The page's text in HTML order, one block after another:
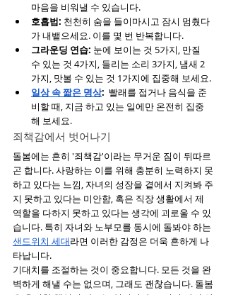
마음을 비워낼 수 있습니다.
호흡법: 천천히 숨을 들이마시고 잠시 멈췄다
가 내뱉으세요. 이를 몇 번 반복합니다.
그라운딩 연습: 눈에 보이는 것 5가지, 만질
수 있는 것 4가지, 들리는 소리 3가지, 냄새 2
가지, 맛볼 수 있는 것 1가지에 집중해 보세요.
일상 속 짧은 명상: 빨래를 접거나 음식을 준
비할 때, 지금 하고 있는 일에만 온전히 집중
해 보세요.
죄책감에서 벗어나기
돌봄에는 흔히 '죄책감'이라는 무거운 짐이 뒤따르
곤 합니다. 사랑하는 이를 위해 충분히 노력하지 못
하고 있다는 느낌, 자녀의 성장을 곁에서 지켜봐 주
지 못하고 있다는 미안함, 혹은 직장 생활에서 제
역할을 다하지 못하고 있다는 생각에 괴로울 수 있
습니다. 특히 자녀와 노부모를 동시에 돌봐야 하는
샌드위치 세대라면 이러한 감정은 더욱 흔하게 나
타납니다.
기대치를 조절하는 것이 중요합니다. 모든 것을 완
벽하게 해낼 수는 없으며, 그래도 괜찮습니다. 돌봄